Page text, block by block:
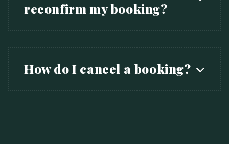
reconfirm my booking?
How do I cancel a booking?